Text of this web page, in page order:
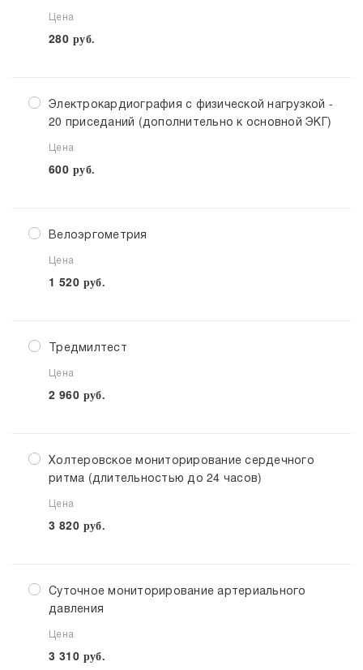
Цена
280 руб.
Электрокардиография с физической нагрузкой -
20 приседаний (дополнительно к основной ЭКГ)
Цена
600 руб.
Велоэргометрия
Цена
1 520 руб.
Тредмилтест
Цена
2 960 руб.
Холтеровское мониторирование сердечного
ритма (длительностью до 24 часов)
Цена
3 820 руб.
Суточное мониторирование артериального
давления
Цена
3 310 руб.